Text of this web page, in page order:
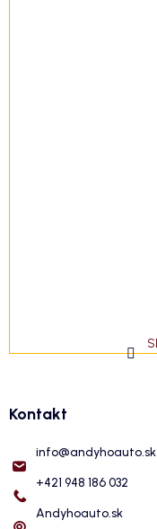
Kontakt
info@andyhoauto.sk
+421 948 186 032
Andyhoauto.sk